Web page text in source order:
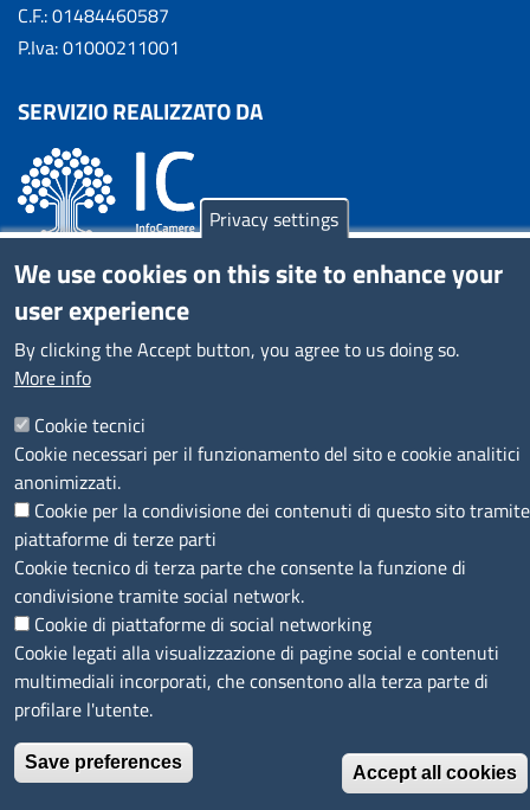
C.F.: 01484460587
P.Iva: 01000211001
SERVIZIO REALIZZATO DA
SEGUICI SU
MENÙ PRIVACY
Note legali Privacy e cookie policy Accesso riservato
© 2023 SNI Servizio Nuove Imprese
Privacy settings
We use cookies on this site to enhance your
user experience
By clicking the Accept button, you agree to us doing so.
More info
Cookie tecnici
Cookie necessari per il funzionamento del sito e cookie analitici
anonimizzati.
Cookie per la condivisione dei contenuti di questo sito tramite
piattaforme di terze parti
Cookie tecnico di terza parte che consente la funzione di
condivisione tramite social network.
Cookie di piattaforme di social networking
Cookie legati alla visualizzazione di pagine social e contenuti
multimediali incorporati, che consentono alla terza parte di
profilare l'utente.
Save preferences
Accept all cookies